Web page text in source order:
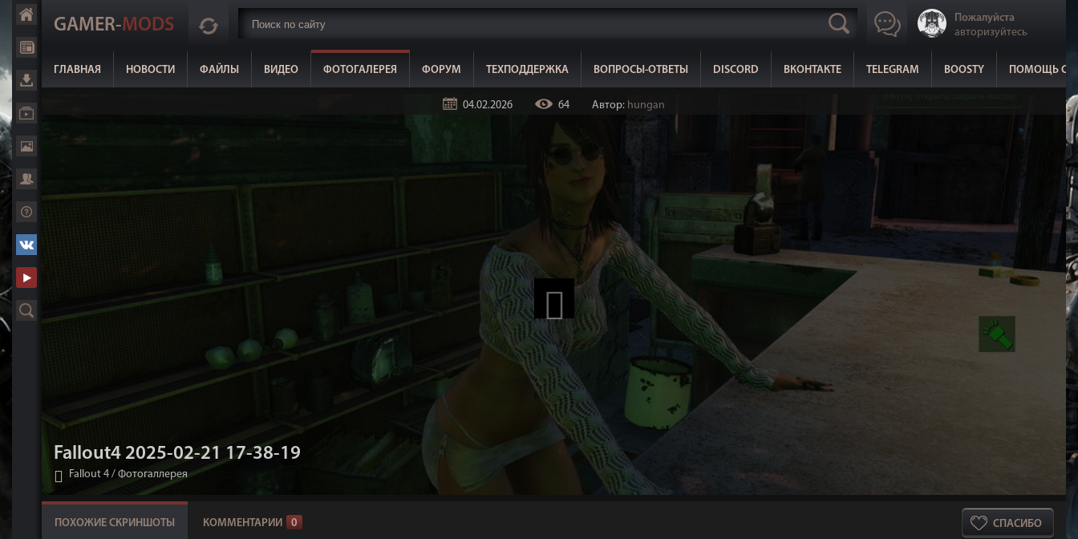
GAMER-MODS
Пожалуйста
авторизуйтесь
ГЛАВНАЯ НОВОСТИ ФАЙЛЫ ВИДЕО ФОТОГАЛЕРЕЯ ФОРУМ ТЕХПОДДЕРЖКА ВОПРОСЫ-ОТВЕТЫ DISCORD ВКОНТАКТЕ TELEGRAM BOOSTY ПОМОЩЬ
04.02.2026 64 Автор: hungan
Fallout4 2025-02-21 17-38-19
Fallout 4 / Фотогаллерея
СПАСИБО
ПОХОЖИЕ СКРИНШОТЫ КОММЕНТАРИИ 0